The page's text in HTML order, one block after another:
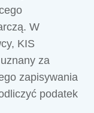
W
KIS
za
zapisywania
podatek